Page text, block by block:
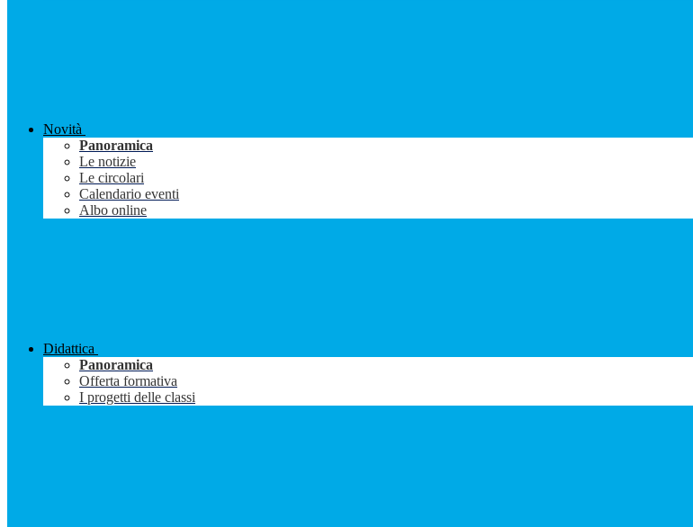
Novità
Panoramica
Le notizie
Le circolari
Calendario eventi
Albo online
Didattica
Panoramica
Offerta formativa
I progetti delle classi